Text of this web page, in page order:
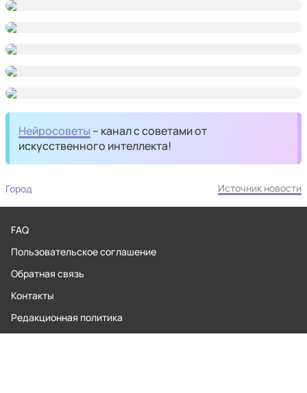
Нейросоветы – канал с советами от
искусственного интеллекта!
Город Источник новости
FAQ
Пользовательское соглашение
Обратная связь
Контакты
Редакционная политика